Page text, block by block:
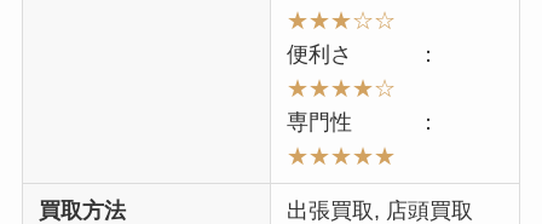
★★★☆☆
便利さ ：
★★★★☆
専門性 ：
★★★★★
買取方法
出張買取, 店頭買取